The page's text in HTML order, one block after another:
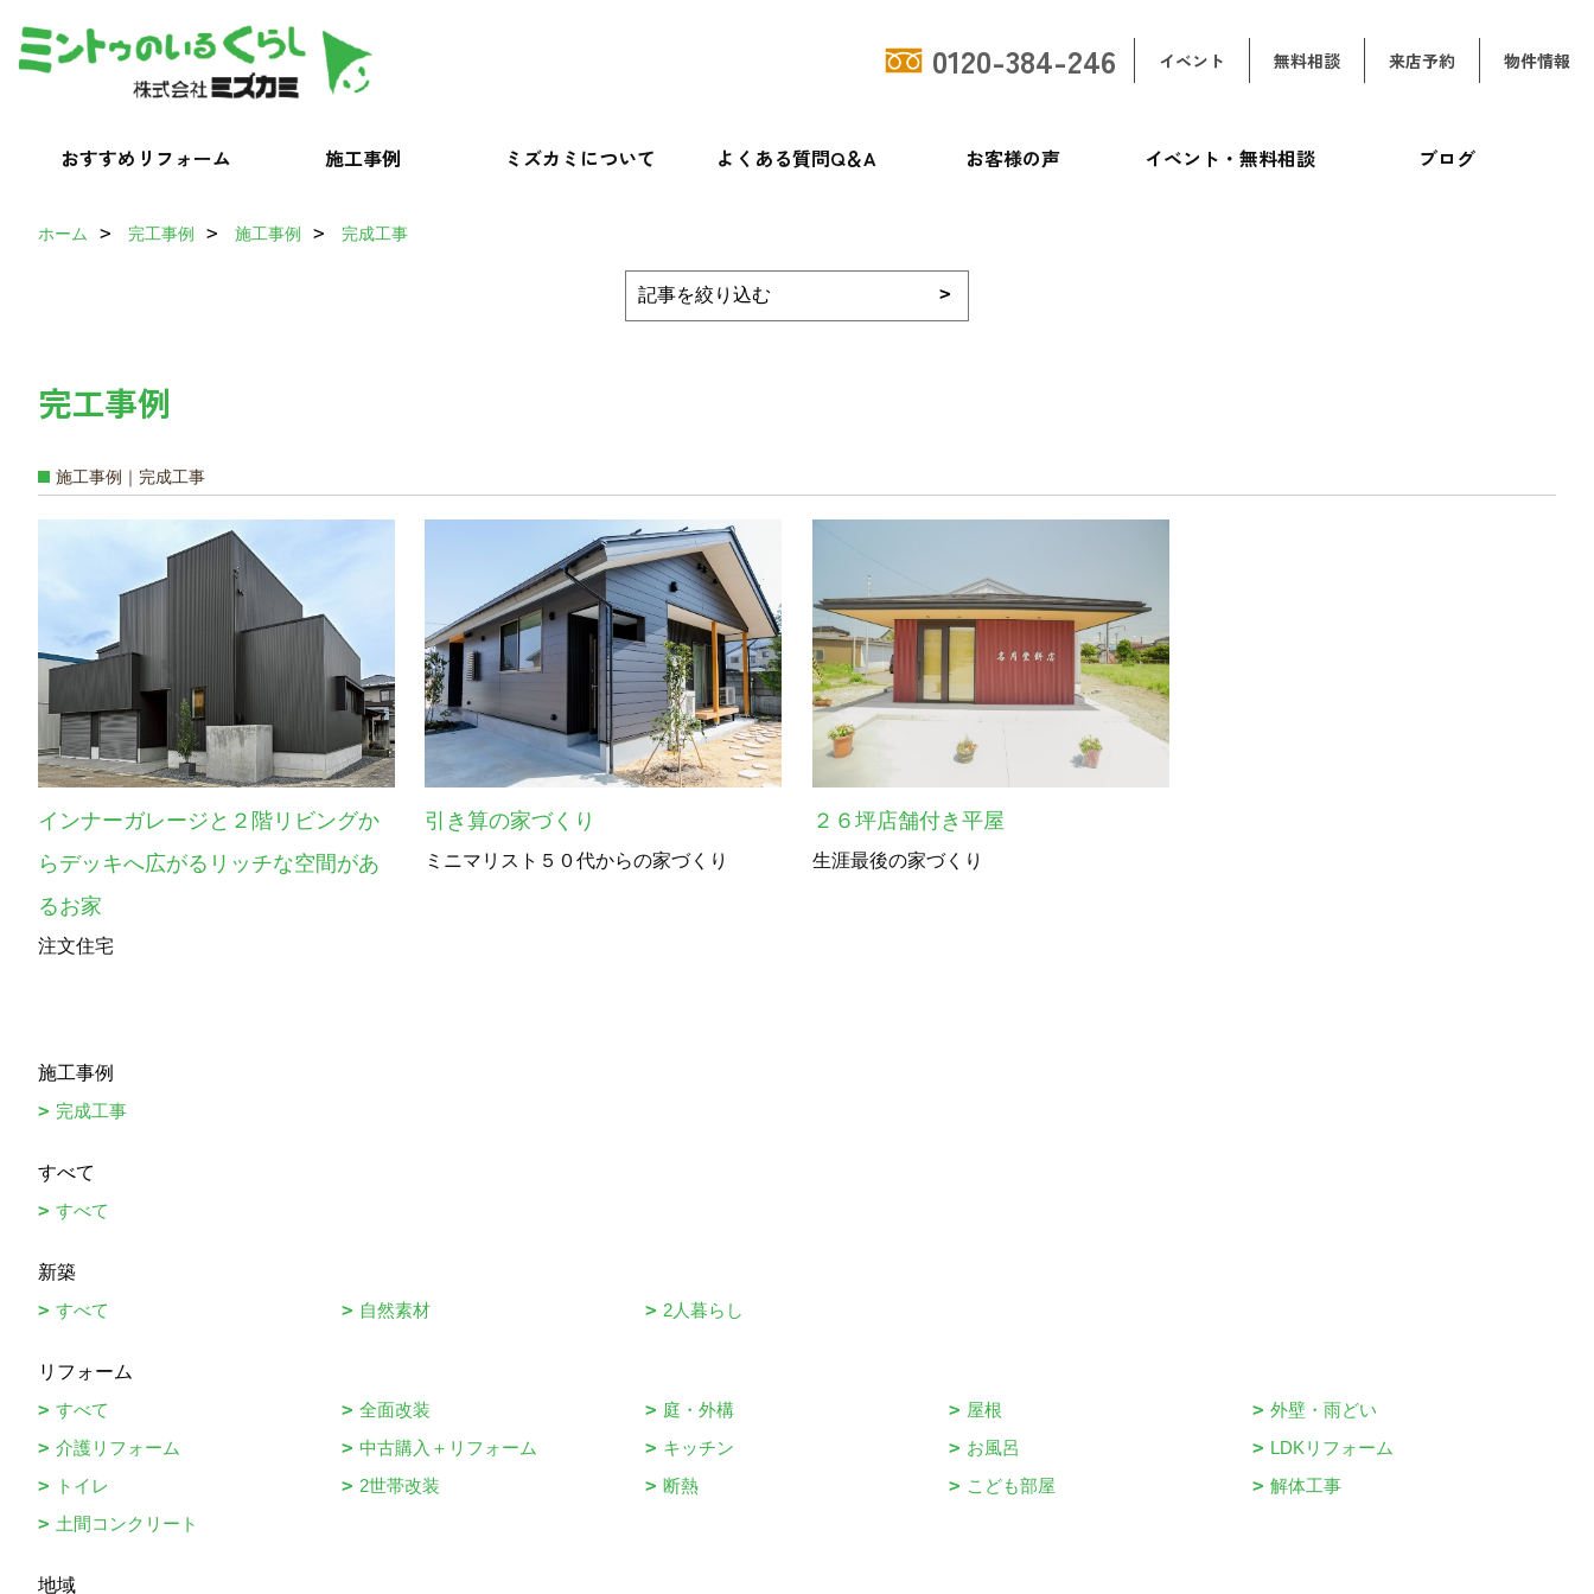
0120-384-246 イベント 無料相談 来店予約 物件情報
おすすめリフォーム 施工事例 ミズカミについて よくある質問Q＆A お客様の声 イベント・無料相談 ブログ
ホーム 完工事例 施工事例 完成工事
完工事例
施工事例｜完成工事
インナーガレージと２階リビングか
らデッキへ広がるリッチな空間があ
るお家
注文住宅
引き算の家づくり
ミニマリスト５０代からの家づくり
２６坪店舗付き平屋
生涯最後の家づくり
施工事例
完成工事
すべて
すべて
新築
すべて
自然素材 2人暮らし
リフォーム
すべて
全面改装 庭・外構 屋根
外壁・雨どい
介護リフォーム
中古購入＋リフォーム キッチン お風呂
LDKリフォーム
トイレ
2世帯改装 断熱 こども部屋
解体工事
土間コンクリート
地域